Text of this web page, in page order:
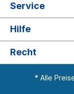
Service
Hilfe
Recht
* Alle